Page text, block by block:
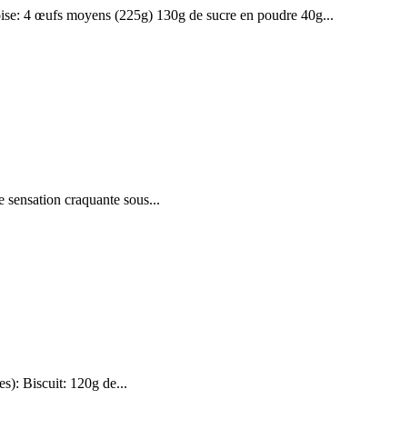
4 œufs moyens (225g) 130g de sucre en poudre 40g...
craquante sous...
Biscuit: 120g de...